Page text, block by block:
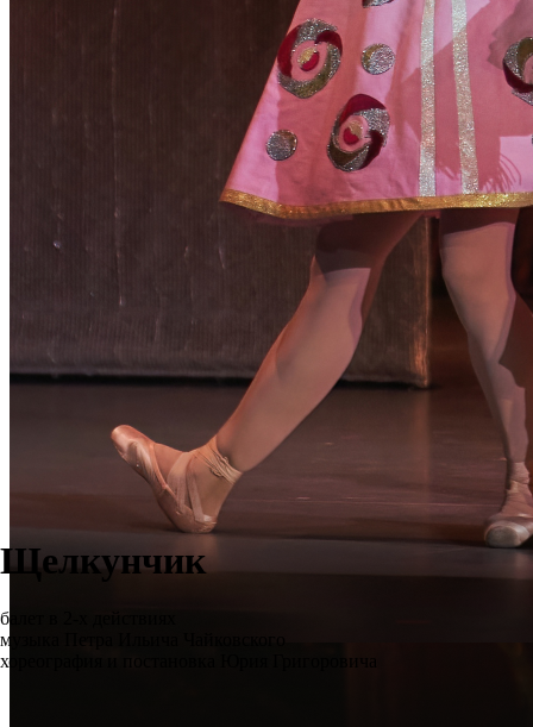
Щелкунчик
балет в 2-х действиях
музыка Петра Ильича Чайковского
хореография и постановка Юрия Григоровича